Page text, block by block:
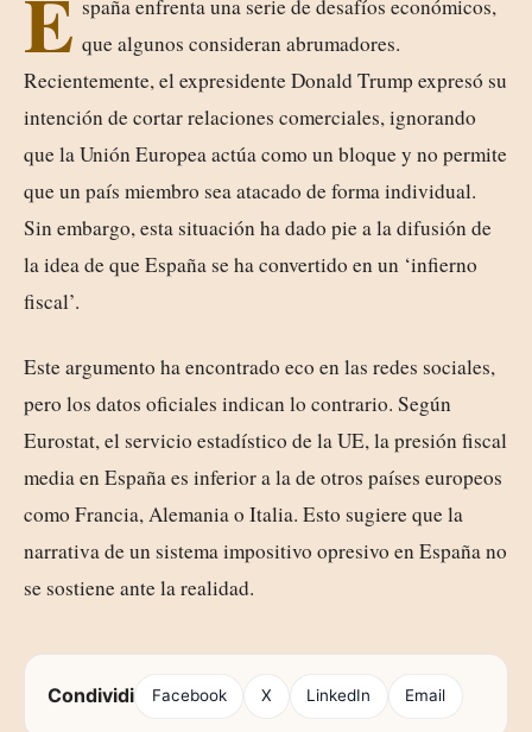
E spaña enfrenta una serie de desafíos económicos,
que algunos consideran abrumadores.
Recientemente, el expresidente Donald Trump expresó su
intención de cortar relaciones comerciales, ignorando
que la Unión Europea actúa como un bloque y no permite
que un país miembro sea atacado de forma individual.
Sin embargo, esta situación ha dado pie a la difusión de
la idea de que España se ha convertido en un ‘infierno
fiscal’.
Este argumento ha encontrado eco en las redes sociales,
pero los datos oficiales indican lo contrario. Según
Eurostat, el servicio estadístico de la UE, la presión fiscal
media en España es inferior a la de otros países europeos
como Francia, Alemania o Italia. Esto sugiere que la
narrativa de un sistema impositivo opresivo en España no
se sostiene ante la realidad.
Condividi Facebook X LinkedIn Email